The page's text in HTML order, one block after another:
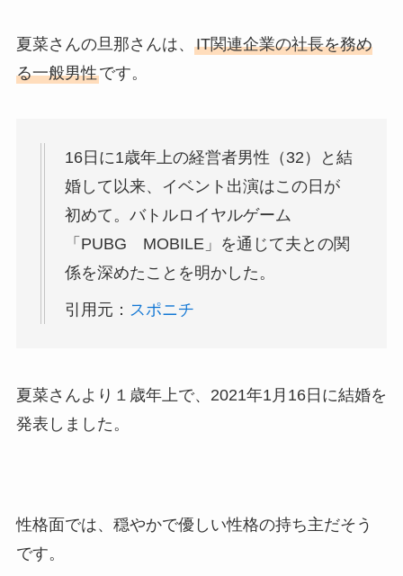
夏菜さんの旦那さんは、 IT関連企業の社長を務め
る一般男性です。
16日に1歳年上の経営者男性（32）と結
婚して以来、イベント出演はこの日が
初めて。バトルロイヤルゲーム
「PUBG MOBILE」を通じて夫との関
係を深めたことを明かした。
引用元： スポニチ
夏菜さんより１歳年上で、2021年1月16日に結婚を
発表しました。
性格面では、穏やかで優しい性格の持ち主だそう
です。